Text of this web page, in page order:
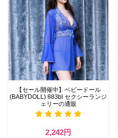
【セール開催中】ベビードール
(BABYDOLL) 883bl セクシーランジ
ェリーの通販
2,242円